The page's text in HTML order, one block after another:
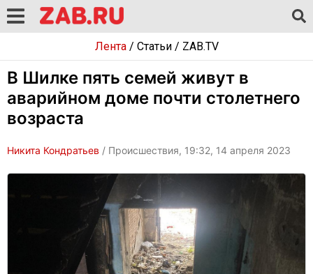
Лента/ Статьи/ ZAB.TV
В Шилке пять семей живут в
аварийном доме почти столетнего
возраста
Никита Кондратьев / Происшествия, 19:32, 14 апреля 2023